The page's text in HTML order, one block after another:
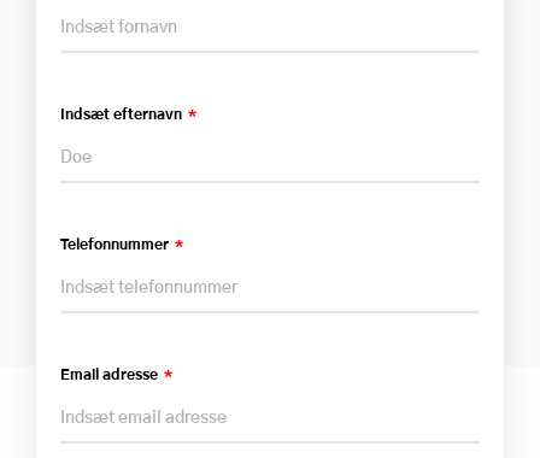
Indsæt efternavn
Telefonnummer
Email adresse